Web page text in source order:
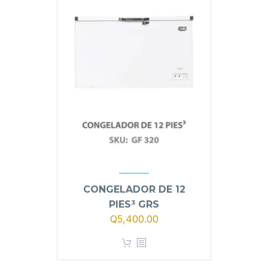
CONGELADOR DE 12
PIES³ GRS
Q5,400.00